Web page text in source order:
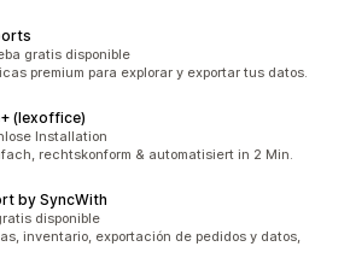
totalgratis disponible
premium para explorar y exportar tus datos.
(lexoffice)
Installation
rechtskonform & automatisiert in 2 Min.
by SyncWith
disponible
inventario, exportación de pedidos y datos,